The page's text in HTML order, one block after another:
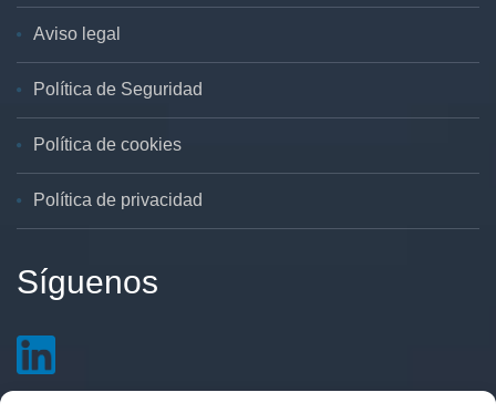
Aviso legal
Política de Seguridad
Política de cookies
Política de privacidad
Síguenos